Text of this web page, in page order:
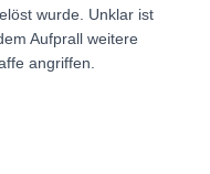
wurde. Unklar ist
Aufprall weitere
angriffen.